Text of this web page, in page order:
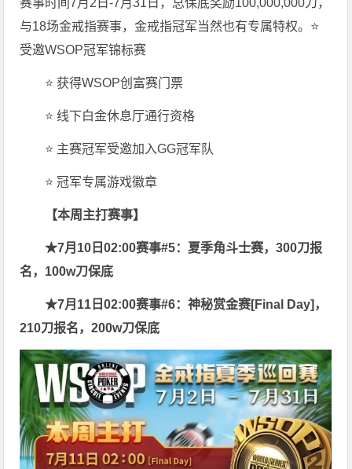
赛事时间7月2日-7月31日，总保底奖励100,000,000刀，
与18场金戒指赛事，金戒指冠军当然也有专属特权。 ⭐
受邀WSOP冠军锦标赛
⭐ 获得WSOP创富赛门票
⭐ 线下白金休息厅通行资格
⭐ 主赛冠军受邀加入GG冠军队
⭐ 冠军专属游戏徽章
【本周主打赛事】
★7月10日02:00赛事#5：夏季角斗士赛，300刀报
名，100w刀保底
★7月11日02:00赛事#6：神秘赏金赛[Final Day]，
210刀报名，200w刀保底